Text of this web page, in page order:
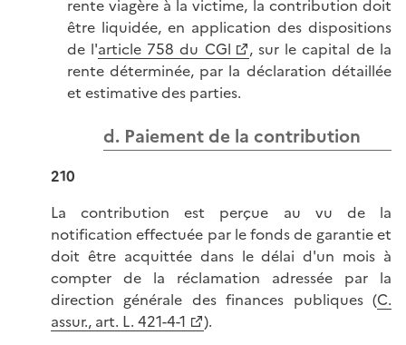
rente viagère à la victime, la contribution doit
être liquidée, en application des dispositions
de l'article 758 du CGl
, sur le capital de la
rente déterminée, par la déclaration détaillée
et estimative des parties.
d. Paiement de la contribution
210
La contribution est perçue au vu de la
notification effectuée par le fonds de garantie et
doit être acquittée dans le délai d'un mois à
compter de la réclamation adressée par la
direction générale des finances publiques (C.
assur., art. L. 421-4-1
).